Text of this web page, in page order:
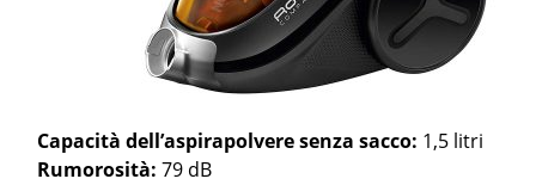
Capacità dell’aspirapolvere senza sacco: 1,5 litri
Rumorosità: 79 dB